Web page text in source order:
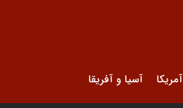
آمریکا آسیا و آفریقا